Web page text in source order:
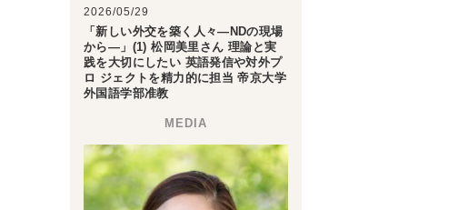
2026/05/29
「新しい外交を築く人々―NDの現場
から―」(1) 松岡美里さん 理論と実
践を大切にしたい 英語発信や対外プ
ロ ジェクトを精力的に担当 帝京大学
外国語学部准教